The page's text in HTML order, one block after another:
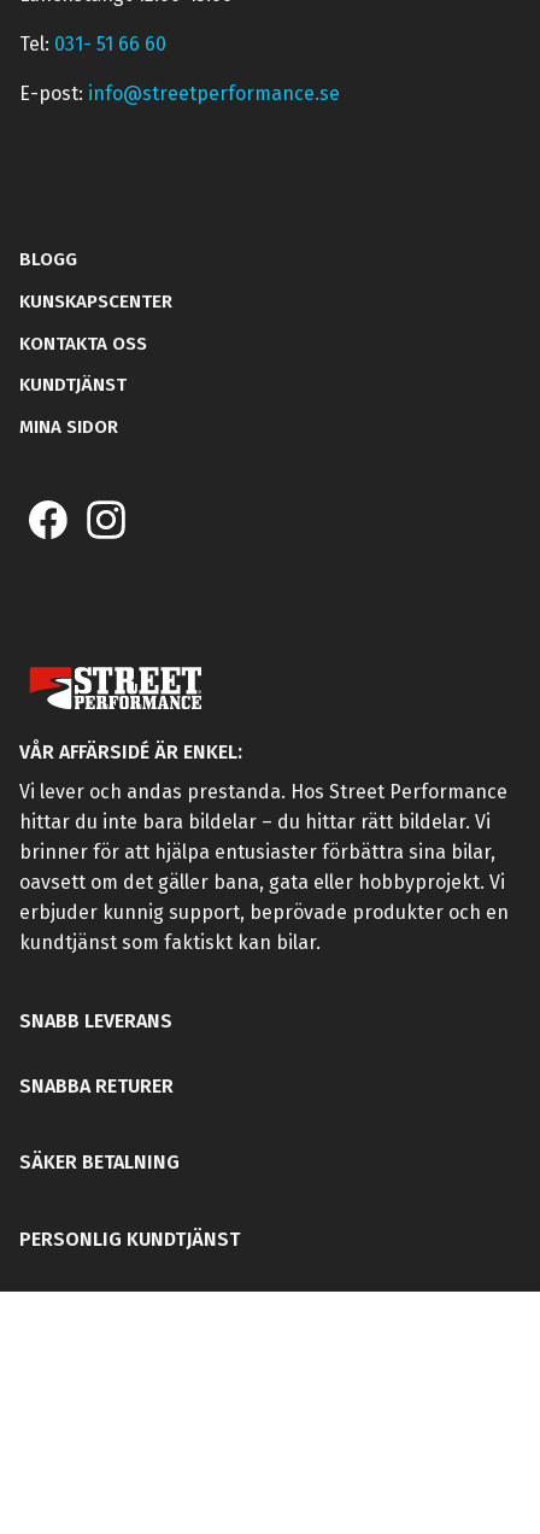
Tel: 031- 51 66 60
E-post: info@streetperformance.se
BLOGG
KUNSKAPSCENTER
KONTAKTA OSS
KUNDTJÄNST
MINA SIDOR
VÅR AFFÄRSIDÉ ÄR ENKEL:
Vi lever och andas prestanda. Hos Street Performance
hittar du inte bara bildelar – du hittar rätt bildelar. Vi
brinner för att hjälpa entusiaster förbättra sina bilar,
oavsett om det gäller bana, gata eller hobbyprojekt. Vi
erbjuder kunnig support, beprövade produkter och en
kundtjänst som faktiskt kan bilar.
SNABB LEVERANS
SNABBA RETURER
SÄKER BETALNING
PERSONLIG KUNDTJÄNST